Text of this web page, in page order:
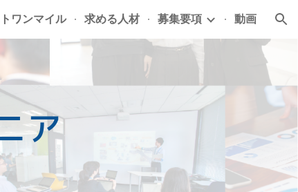
ワンマイル 求める人材 募集要項 動画
ア